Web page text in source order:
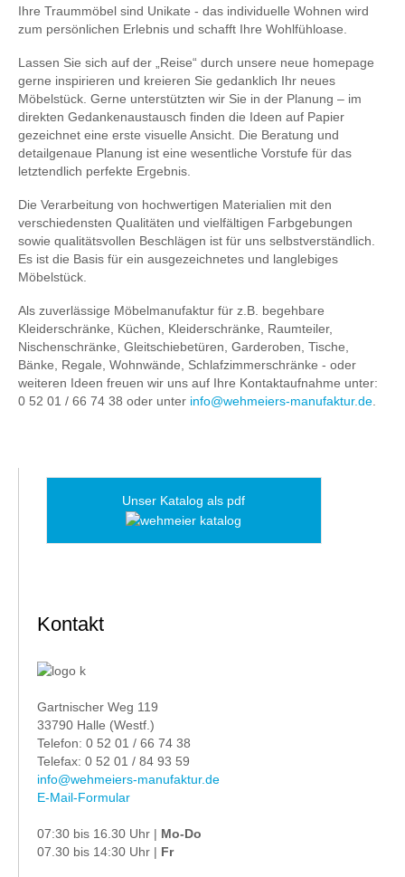
Ihre Traummöbel sind Unikate - das individuelle Wohnen wird
zum persönlichen Erlebnis und schafft Ihre Wohlfühloase.
Lassen Sie sich auf der „Reise“ durch unsere neue homepage
gerne inspirieren und kreieren Sie gedanklich Ihr neues
Möbelstück. Gerne unterstützten wir Sie in der Planung – im
direkten Gedankenaustausch finden die Ideen auf Papier
gezeichnet eine erste visuelle Ansicht. Die Beratung und
detailgenaue Planung ist eine wesentliche Vorstufe für das
letztendlich perfekte Ergebnis.
Die Verarbeitung von hochwertigen Materialien mit den
verschiedensten Qualitäten und vielfältigen Farbgebungen
sowie qualitätsvollen Beschlägen ist für uns selbstverständlich.
Es ist die Basis für ein ausgezeichnetes und langlebiges
Möbelstück.
Als zuverlässige Möbelmanufaktur für z.B. begehbare
Kleiderschränke, Küchen, Kleiderschränke, Raumteiler,
Nischenschränke, Gleitschiebetüren, Garderoben, Tische,
Bänke, Regale, Wohnwände, Schlafzimmerschränke - oder
weiteren Ideen freuen wir uns auf Ihre Kontaktaufnahme unter:
0 52 01 / 66 74 38 oder unter info@wehmeiers-manufaktur.de.
Unser Katalog als pdf
Kontakt
Gartnischer Weg 119
33790 Halle (Westf.)
Telefon: 0 52 01 / 66 74 38
Telefax: 0 52 01 / 84 93 59
info@wehmeiers-manufaktur.de
E-Mail-Formular
07:30 bis 16.30 Uhr | Mo-Do
07.30 bis 14:30 Uhr | Fr